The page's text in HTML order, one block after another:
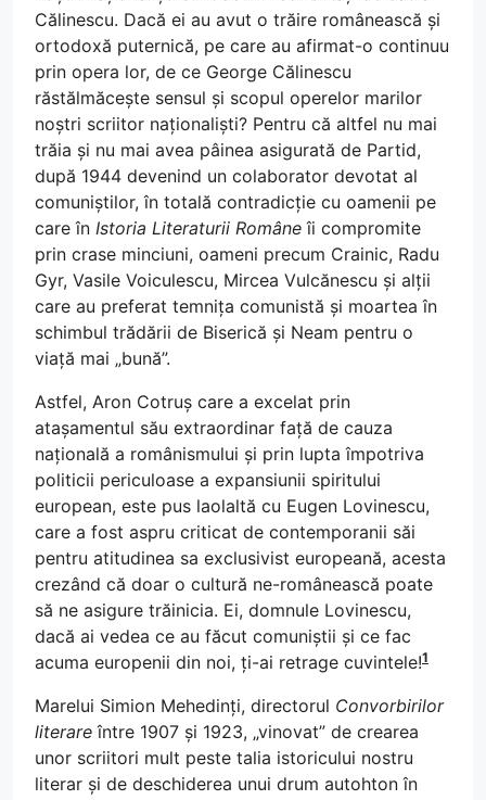
Călinescu. Dacă ei au avut o trăire românească și
ortodoxă puternică, pe care au afirmat-o continuu
prin opera lor, de ce George Călinescu
răstălmăcește sensul și scopul operelor marilor
noștri scriitor naționaliști? Pentru că altfel nu mai
trăia și nu mai avea pâinea asigurată de Partid,
după 1944 devenind un colaborator devotat al
comuniștilor, în totală contradicție cu oamenii pe
care în Istoria Literaturii Române îi compromite
prin crase minciuni, oameni precum Crainic, Radu
Gyr, Vasile Voiculescu, Mircea Vulcănescu și alții
care au preferat temnița comunistă și moartea în
schimbul trădării de Biserică și Neam pentru o
viață mai „bună”.
Astfel, Aron Cotruș care a excelat prin
atașamentul său extraordinar față de cauza
națională a românismului și prin lupta împotriva
politicii periculoase a expansiunii spiritului
european, este pus laolaltă cu Eugen Lovinescu,
care a fost aspru criticat de contemporanii săi
pentru atitudinea sa exclusivist europeană, acesta
crezând că doar o cultură ne-românească poate
să ne asigure trăinicia. Ei, domnule Lovinescu,
dacă ai vedea ce au făcut comuniștii și ce fac
acuma europenii din noi, ți-ai retrage cuvintele!1
Marelui Simion Mehedinți, directorul Convorbirilor
literare între 1907 și 1923, „vinovat” de crearea
unor scriitori mult peste talia istoricului nostru
literar și de deschiderea unui drum autohton în